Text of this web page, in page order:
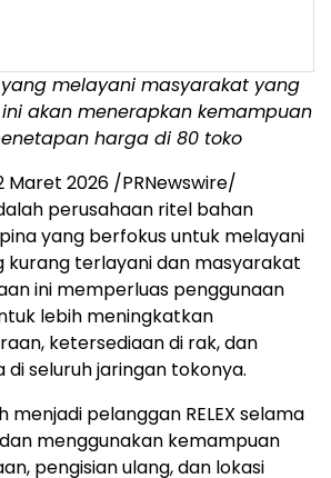
melayani masyarakat yang
akan menerapkan kemampuan
harga di 80 toko
Maret 2026 /PRNewswire/
perusahaan ritel bahan
yang berfokus untuk melayani
kurang terlayani dan masyarakat
ini memperluas penggunaan
lebih meningkatkan
ketersediaan di rak, dan
seluruh jaringan tokonya.
menjadi pelanggan RELEX selama
menggunakan kemampuan
pengisian ulang, dan lokasi